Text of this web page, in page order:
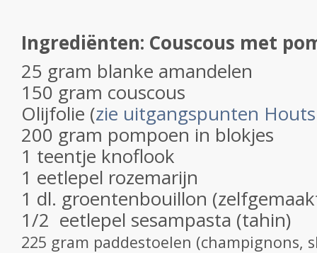
Ingrediënten: Couscous met
25 gram blanke amandelen
150 gram couscous
Olijfolie (zie uitgangspunten
200 gram pompoen in blokjes
1 teentje knoflook
1 eetlepel rozemarijn
1 dl. groentenbouillon
1/2 eetlepel sesampasta (tahin)
225 gram paddestoelen (champignons,